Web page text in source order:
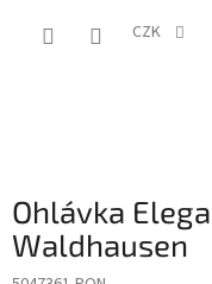
CZK
Ohlávka
Waldhausen